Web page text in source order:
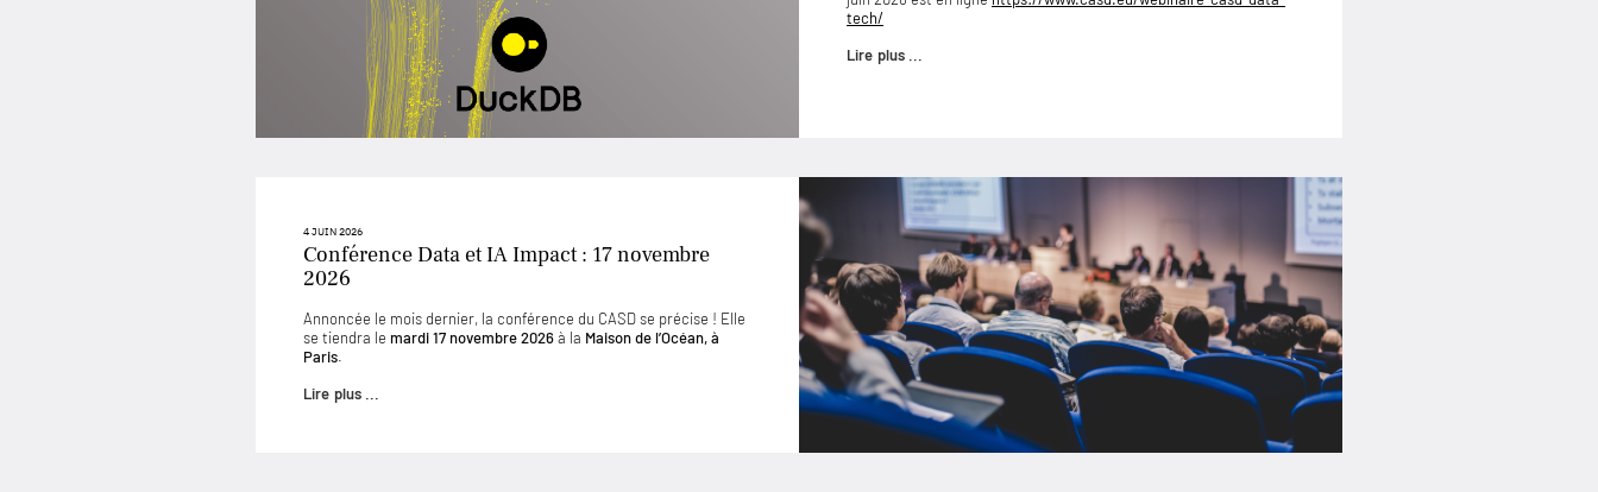
tech/
Lire plus ...
4 JUIN 2026
Conférence Data et IA Impact : 17 novembre
2026
Annoncée le mois dernier, la conférence du CASD se précise ! Elle
se tiendra le mardi 17 novembre 2026à la Maison de l’Océan, à
Paris.
Lire plus ...